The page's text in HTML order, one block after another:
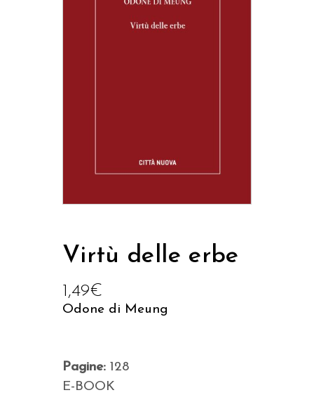
Virtù delle erbe
1,49€
Odone di Meung
Pagine: 128
E-BOOK